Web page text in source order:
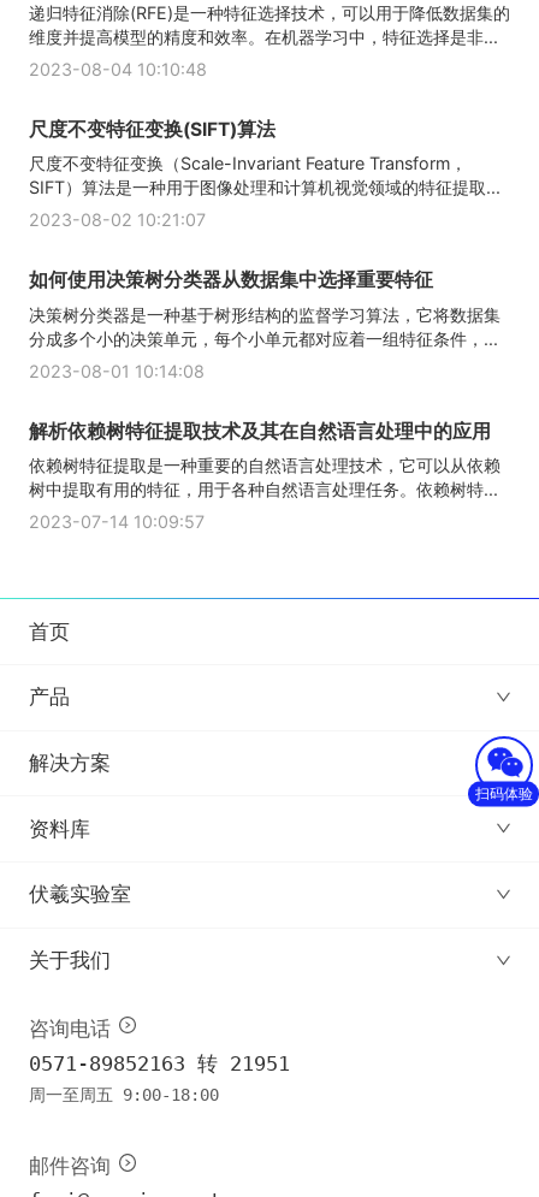
递归特征消除(RFE)是一种特征选择技术，可以用于降低数据集的
维度并提高模型的精度和效率。在机器学习中，特征选择是非...
2023-08-04 10:10:48
尺度不变特征变换(SIFT)算法
尺度不变特征变换（Scale-Invariant Feature Transform，
SIFT）算法是一种用于图像处理和计算机视觉领域的特征提取...
2023-08-02 10:21:07
如何使用决策树分类器从数据集中选择重要特征
决策树分类器是一种基于树形结构的监督学习算法，它将数据集
分成多个小的决策单元，每个小单元都对应着一组特征条件，...
2023-08-01 10:14:08
解析依赖树特征提取技术及其在自然语言处理中的应用
依赖树特征提取是一种重要的自然语言处理技术，它可以从依赖
树中提取有用的特征，用于各种自然语言处理任务。依赖树特...
2023-07-14 10:09:57
首页
产品
解决方案
资料库
伏羲实验室
关于我们
咨询电话
0571-89852163 转 21951
周一至周五 9:00-18:00
邮件咨询
扫码体验